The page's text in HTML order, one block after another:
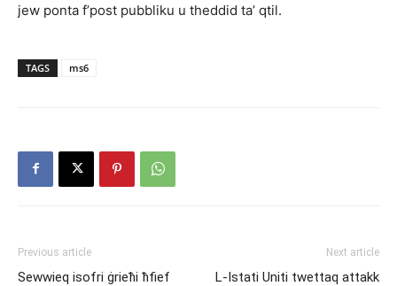
jew ponta f’post pubbliku u theddid ta’ qtil.
TAGS ms6
Previous article
Sewwieq isofri ġrieħi ħfief
Next article
L-Istati Uniti twettaq attakk